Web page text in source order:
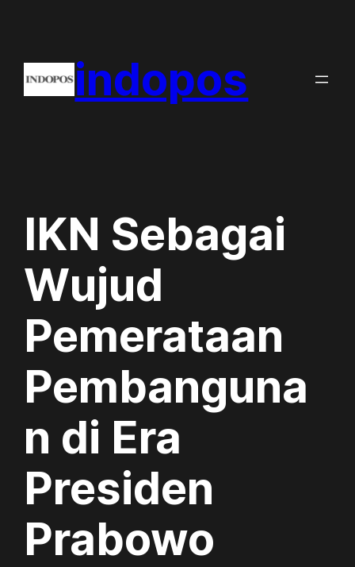
content
indopos
IKN Sebagai
Wujud
Pemerataan
Pembanguna
n di Era
Presiden
Prabowo